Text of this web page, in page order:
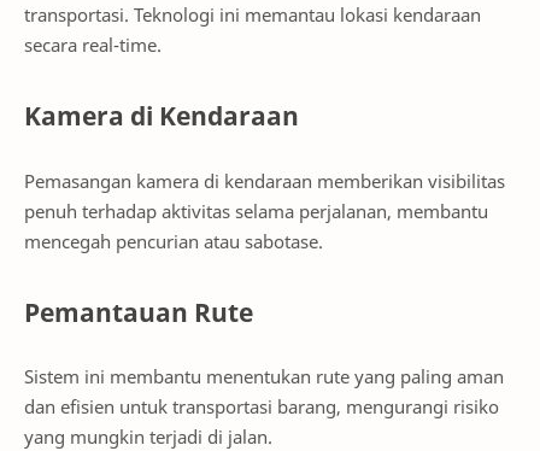
transportasi. Teknologi ini memantau lokasi kendaraan
secara real-time.
Kamera di Kendaraan
Pemasangan kamera di kendaraan memberikan visibilitas
penuh terhadap aktivitas selama perjalanan, membantu
mencegah pencurian atau sabotase.
Pemantauan Rute
Sistem ini membantu menentukan rute yang paling aman
dan efisien untuk transportasi barang, mengurangi risiko
yang mungkin terjadi di jalan.